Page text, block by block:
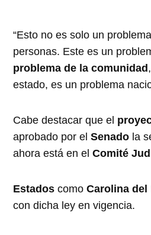
“Esto no es solo un
personas. Este es un
problema de la comunidad
estado, es un problema
Cabe destacar que el
aprobado por elSenado la
ahora está en elComité
Estados comoCarolina
con dicha ley en vigencia.